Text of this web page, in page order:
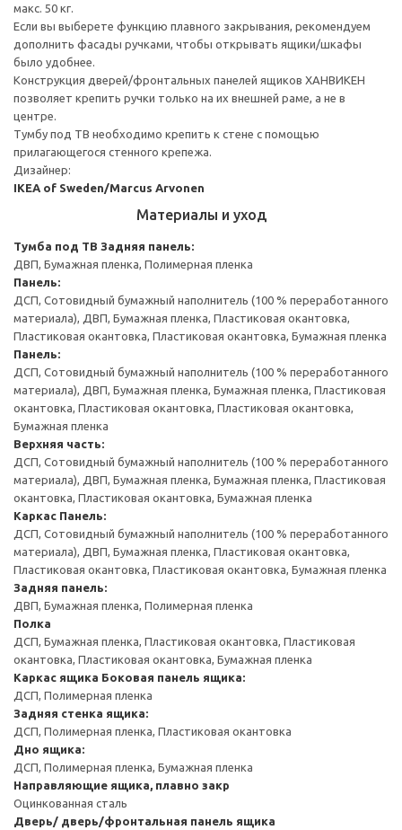
макс. 50 кг.
Если вы выберете функцию плавного закрывания, рекомендуем
дополнить фасады ручками, чтобы открывать ящики/шкафы
было удобнее.
Конструкция дверей/фронтальных панелей ящиков ХАНВИКЕН
позволяет крепить ручки только на их внешней раме, а не в
центре.
Тумбу под ТВ необходимо крепить к стене с помощью
прилагающегося стенного крепежа.
Дизайнер:
IKEA of Sweden/Marcus Arvonen
Материалы и уход
Тумба под ТВ Задняя панель:
ДВП, Бумажная пленка, Полимерная пленка
Панель:
ДСП, Сотовидный бумажный наполнитель (100 % переработанного
материала), ДВП, Бумажная пленка, Пластиковая окантовка,
Пластиковая окантовка, Пластиковая окантовка, Бумажная пленка
Панель:
ДСП, Сотовидный бумажный наполнитель (100 % переработанного
материала), ДВП, Бумажная пленка, Бумажная пленка, Пластиковая
окантовка, Пластиковая окантовка, Пластиковая окантовка,
Бумажная пленка
Верхняя часть:
ДСП, Сотовидный бумажный наполнитель (100 % переработанного
материала), ДВП, Бумажная пленка, Бумажная пленка, Пластиковая
окантовка, Пластиковая окантовка, Бумажная пленка
Каркас Панель:
ДСП, Сотовидный бумажный наполнитель (100 % переработанного
материала), ДВП, Бумажная пленка, Пластиковая окантовка,
Пластиковая окантовка, Пластиковая окантовка, Бумажная пленка
Задняя панель:
ДВП, Бумажная пленка, Полимерная пленка
Полка
ДСП, Бумажная пленка, Пластиковая окантовка, Пластиковая
окантовка, Пластиковая окантовка, Бумажная пленка
Каркас ящика Боковая панель ящика:
ДСП, Полимерная пленка
Задняя стенка ящика:
ДСП, Полимерная пленка, Пластиковая окантовка
Дно ящика:
ДСП, Полимерная пленка, Бумажная пленка
Направляющие ящика, плавно закр
Оцинкованная сталь
Дверь/ дверь/фронтальная панель ящика